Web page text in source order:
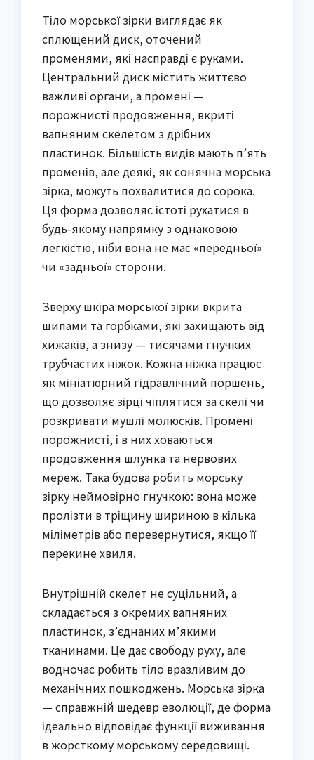
Тіло морської зірки виглядає як
сплющений диск, оточений
променями, які насправді є руками.
Центральний диск містить життєво
важливі органи, а промені —
порожнисті продовження, вкриті
вапняним скелетом з дрібних
пластинок. Більшість видів мають п’ять
променів, але деякі, як сонячна морська
зірка, можуть похвалитися до сорока.
Ця форма дозволяє істоті рухатися в
будь-якому напрямку з однаковою
легкістю, ніби вона не має «передньої»
чи «задньої» сторони.
Зверху шкіра морської зірки вкрита
шипами та горбками, які захищають від
хижаків, а знизу — тисячами гнучких
трубчастих ніжок. Кожна ніжка працює
як мініатюрний гідравлічний поршень,
що дозволяє зірці чіплятися за скелі чи
розкривати мушлі молюсків. Промені
порожнисті, і в них ховаються
продовження шлунка та нервових
мереж. Така будова робить морську
зірку неймовірно гнучкою: вона може
пролізти в тріщину шириною в кілька
міліметрів або перевернутися, якщо її
перекине хвиля.
Внутрішній скелет не суцільний, а
складається з окремих вапняних
пластинок, з’єднаних м’якими
тканинами. Це дає свободу руху, але
водночас робить тіло вразливим до
механічних пошкоджень. Морська зірка
— справжній шедевр еволюції, де форма
ідеально відповідає функції виживання
в жорсткому морському середовищі.